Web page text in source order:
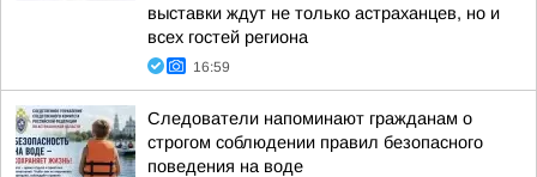
выставки ждут не только астраханцев, но и
всех гостей региона
16:59
Следователи напоминают гражданам о
строгом соблюдении правил безопасного
поведения на воде